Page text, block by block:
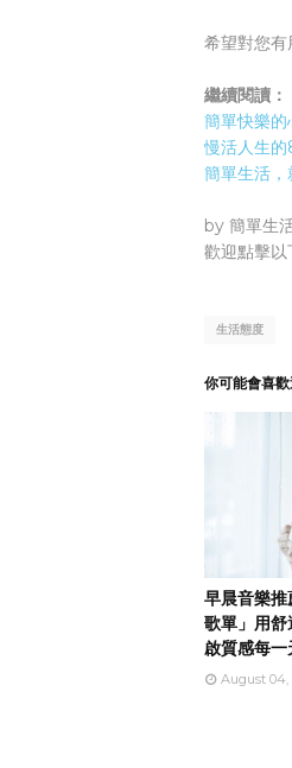
希望對您有
繼續閱讀：
簡單快樂
慢活人生
簡單生活
by 簡單生
歡迎點擊
生活態度
你可能會喜
早晨音樂
歌單」用
啟質感每一
August 04,